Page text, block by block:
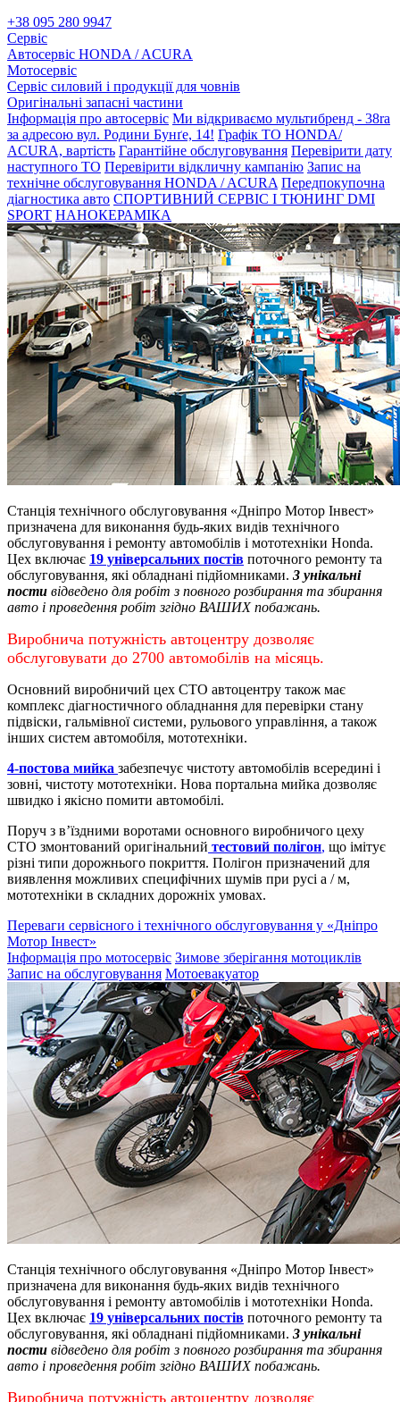
+38 095 280 9947
Сервіс
Автосервіс HONDA / ACURA
Мотосервіс
Сервіс силовий і продукції для човнів
Оригінальні запасні частини
Інформація про автосервіс Ми відкриваємо мультибренд - 38ra
за адресою вул. Родини Бунґе, 14! Графік ТО HONDA/
ACURA, вартість Гарантійне обслуговування Перевірити дату
наступного ТО Перевірити відкличну кампанію Запис на
технічне обслуговування HONDA / ACURA Передпокупочна
діагностика авто СПОРТИВНИЙ СЕРВІС І ТЮНИНГ DMI
SPORT НАНОКЕРАМІКА
Станція технічного обслуговування «Дніпро Мотор Інвест»
призначена для виконання будь-яких видів технічного
обслуговування і ремонту автомобілів і мототехніки Honda.
Цех включає 19 універсальних постів поточного ремонту та
обслуговування, які обладнані підйомниками. 3 унікальні
пости відведено для робіт з повного розбирання та збирання
авто і проведення робіт згідно ВАШИХ побажань.
Виробнича потужність автоцентру дозволяє
обслуговувати до 2700 автомобілів на місяць.
Основний виробничий цех СТО автоцентру також має
комплекс діагностичного обладнання для перевірки стану
підвіски, гальмівної системи, рульового управління, а також
інших систем автомобіля, мототехніки.
4-постова мийка забезпечує чистоту автомобілів всередині і
зовні, чистоту мототехніки. Нова портальна мийка дозволяє
швидко і якісно помити автомобілі.
Поруч з в’їздними воротами основного виробничого цеху
СТО змонтований оригінальний тестовий полігон, що імітує
різні типи дорожнього покриття. Полігон призначений для
виявлення можливих специфічних шумів при русі а / м,
мототехніки в складних дорожніх умовах.
Переваги сервісного і технічного обслуговування у «Дніпро
Мотор Інвест»
Інформація про мотосервіс Зимове зберігання мотоциклів
Запис на обслуговування Мотоевакуатор
Станція технічного обслуговування «Дніпро Мотор Інвест»
призначена для виконання будь-яких видів технічного
обслуговування і ремонту автомобілів і мототехніки Honda.
Цех включає 19 універсальних постів поточного ремонту та
обслуговування, які обладнані підйомниками. 3 унікальні
пости відведено для робіт з повного розбирання та збирання
авто і проведення робіт згідно ВАШИХ побажань.
Виробнича потужність автоцентру дозволяє